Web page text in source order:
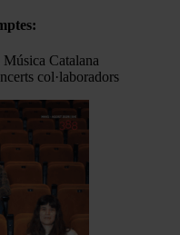
Catalana
col·laboradors